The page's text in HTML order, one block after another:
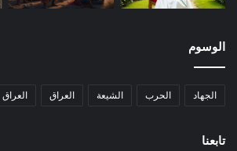
الوسوم
الجهاد الحرب الشيعة العراق العراق
تابعنا